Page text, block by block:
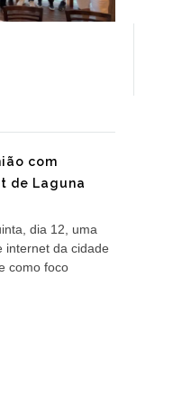
com
de Laguna
dia 12, uma
internet da cidade
como foco